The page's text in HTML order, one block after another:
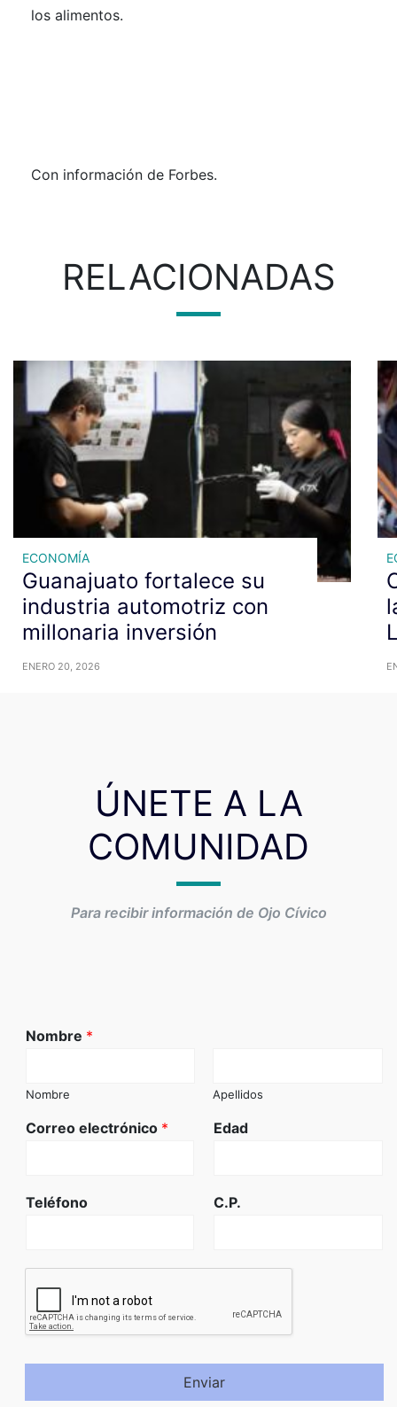
los alimentos.
Con información de Forbes.
RELACIONADAS
ECONOMÍA
Guanajuato fortalece su
industria automotriz con
millonaria inversión
ENERO 20, 2026
ÚNETE A LA
COMUNIDAD
Para recibir información de Ojo Cívico
Nombre *
Nombre Apellidos
Correo electrónico * Edad
Teléfono C.P.
Enviar